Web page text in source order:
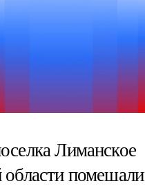
Лиманское
области помешали